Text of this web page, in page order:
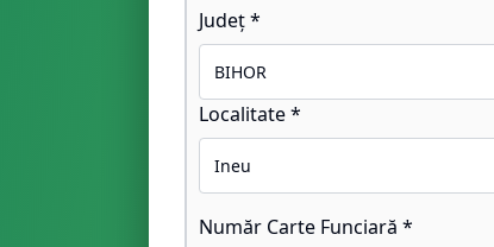
Județ *
Localitate *
Număr Carte Funciară *